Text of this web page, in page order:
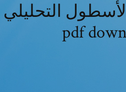
التحليلي
pdf